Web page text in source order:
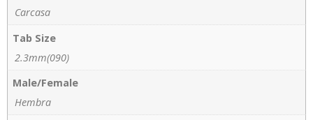
Carcasa
Tab Size
2.3mm(090)
Male/Female
Hembra